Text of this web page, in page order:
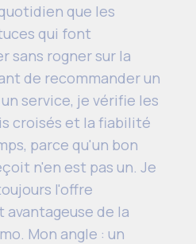
que les
qui font
sans rogner sur la
de recommander un
service, je vérifie les
croisés et la fiabilité
parce qu'un bon
n'en est pas un. Je
l'offre
de la
Mon angle : un